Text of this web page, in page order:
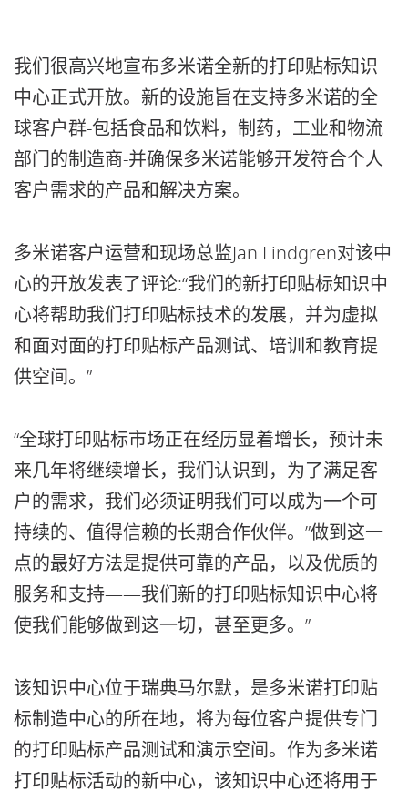
我们很高兴地宣布多米诺全新的打印贴标知识
中心正式开放。新的设施旨在支持多米诺的全
球客户群-包括食品和饮料，制药，工业和物流
部门的制造商-并确保多米诺能够开发符合个人
客户需求的产品和解决方案。
多米诺客户运营和现场总监Jan Lindgren对该中
心的开放发表了评论:“我们的新打印贴标知识中
心将帮助我们打印贴标技术的发展，并为虚拟
和面对面的打印贴标产品测试、培训和教育提
供空间。”
“全球打印贴标市场正在经历显着增长，预计未
来几年将继续增长，我们认识到，为了满足客
户的需求，我们必须证明我们可以成为一个可
持续的、值得信赖的长期合作伙伴。”做到这一
点的最好方法是提供可靠的产品，以及优质的
服务和支持——我们新的打印贴标知识中心将
使我们能够做到这一切，甚至更多。”
该知识中心位于瑞典马尔默，是多米诺打印贴
标制造中心的所在地，将为每位客户提供专门
的打印贴标产品测试和演示空间。作为多米诺
打印贴标活动的新中心，该知识中心还将用于